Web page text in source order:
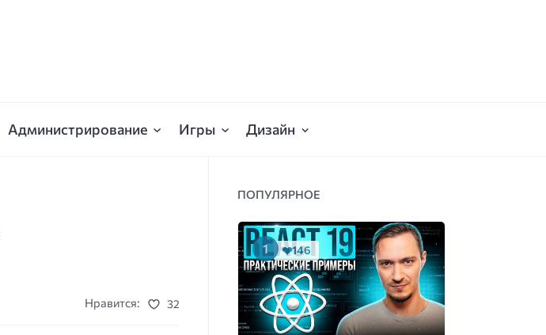
Администрирование Игры Дизайн
Нравится: 32
ПОПУЛЯРНОЕ
146